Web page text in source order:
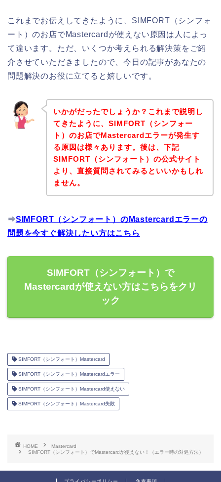
これまでお伝えしてきたように、SIMFORT（シンフォ
ート）のお店でMastercardが使えない原因は人によっ
て違います。ただ、いくつか考えられる解決策をご紹
介させていただきましたので、今日の記事があなたの
問題解決のお役に立てると嬉しいです。
いかがだったでしょうか？これまで説明し
てきたように、SIMFORT（シンフォー
ト）のお店でMastercardエラーが発生す
る原因は様々あります。後は、下記
SIMFORT（シンフォート）の公式サイト
より、直接質問されてみるといいかもしれ
ません。
⇒SIMFORT（シンフォート）のMastercardエラーの
問題を今すぐ解決したい方はこちら
SIMFORT（シンフォート）で
Mastercardが使えない方はこちらをクリ
ック
SIMFORT（シンフォート）Mastercard
SIMFORT（シンフォート）Mastercardエラー
SIMFORT（シンフォート）Mastercard使えない
SIMFORT（シンフォート）Mastercard失敗
HOME
Mastercard
SIMFORT（シンフォート）でMastercardが使えない！（エラー時の対処方法）